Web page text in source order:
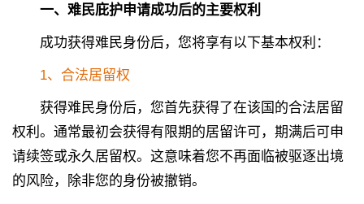
一、难民庇护申请成功后的主要权利
成功获得难民身份后，您将享有以下基本权利：
1、合法居留权
获得难民身份后，您首先获得了在该国的合法居留
权利。通常最初会获得有限期的居留许可，期满后可申
请续签或永久居留权。这意味着您不再面临被驱逐出境
的风险，除非您的身份被撤销。